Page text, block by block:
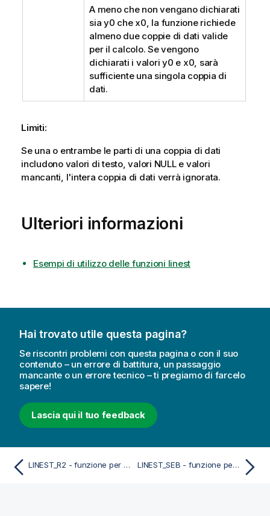
A meno che non vengano dichiarati
sia y0 che x0, la funzione richiede
almeno due coppie di dati valide
per il calcolo. Se vengono
dichiarati i valori y0 e x0, sarà
sufficiente una singola coppia di
dati.
Limiti:
Se una o entrambe le parti di una coppia di dati
includono valori di testo, valori NULLe valori
mancanti, l'intera coppia di dati verrà ignorata.
Ulteriori informazioni
Esempi di utilizzo delle funzioni linest
Hai trovato utile questa pagina?
Se riscontri problemi con questa pagina o con il suo
contenuto – un errore di battitura, un passaggio
mancante o un errore tecnico – ti pregiamo di farcelo
sapere!
Lascia qui il tuo feedback
LINEST_R2 - funzione per grafici LINEST_SEB - funzione per grafici